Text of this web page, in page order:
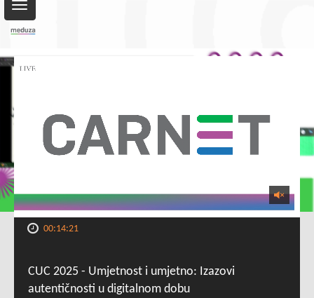
Toggle
navigation
00:14:21
CUC 2025 - Umjetnost i umjetno: Izazovi
autentičnosti u digitalnom dobu